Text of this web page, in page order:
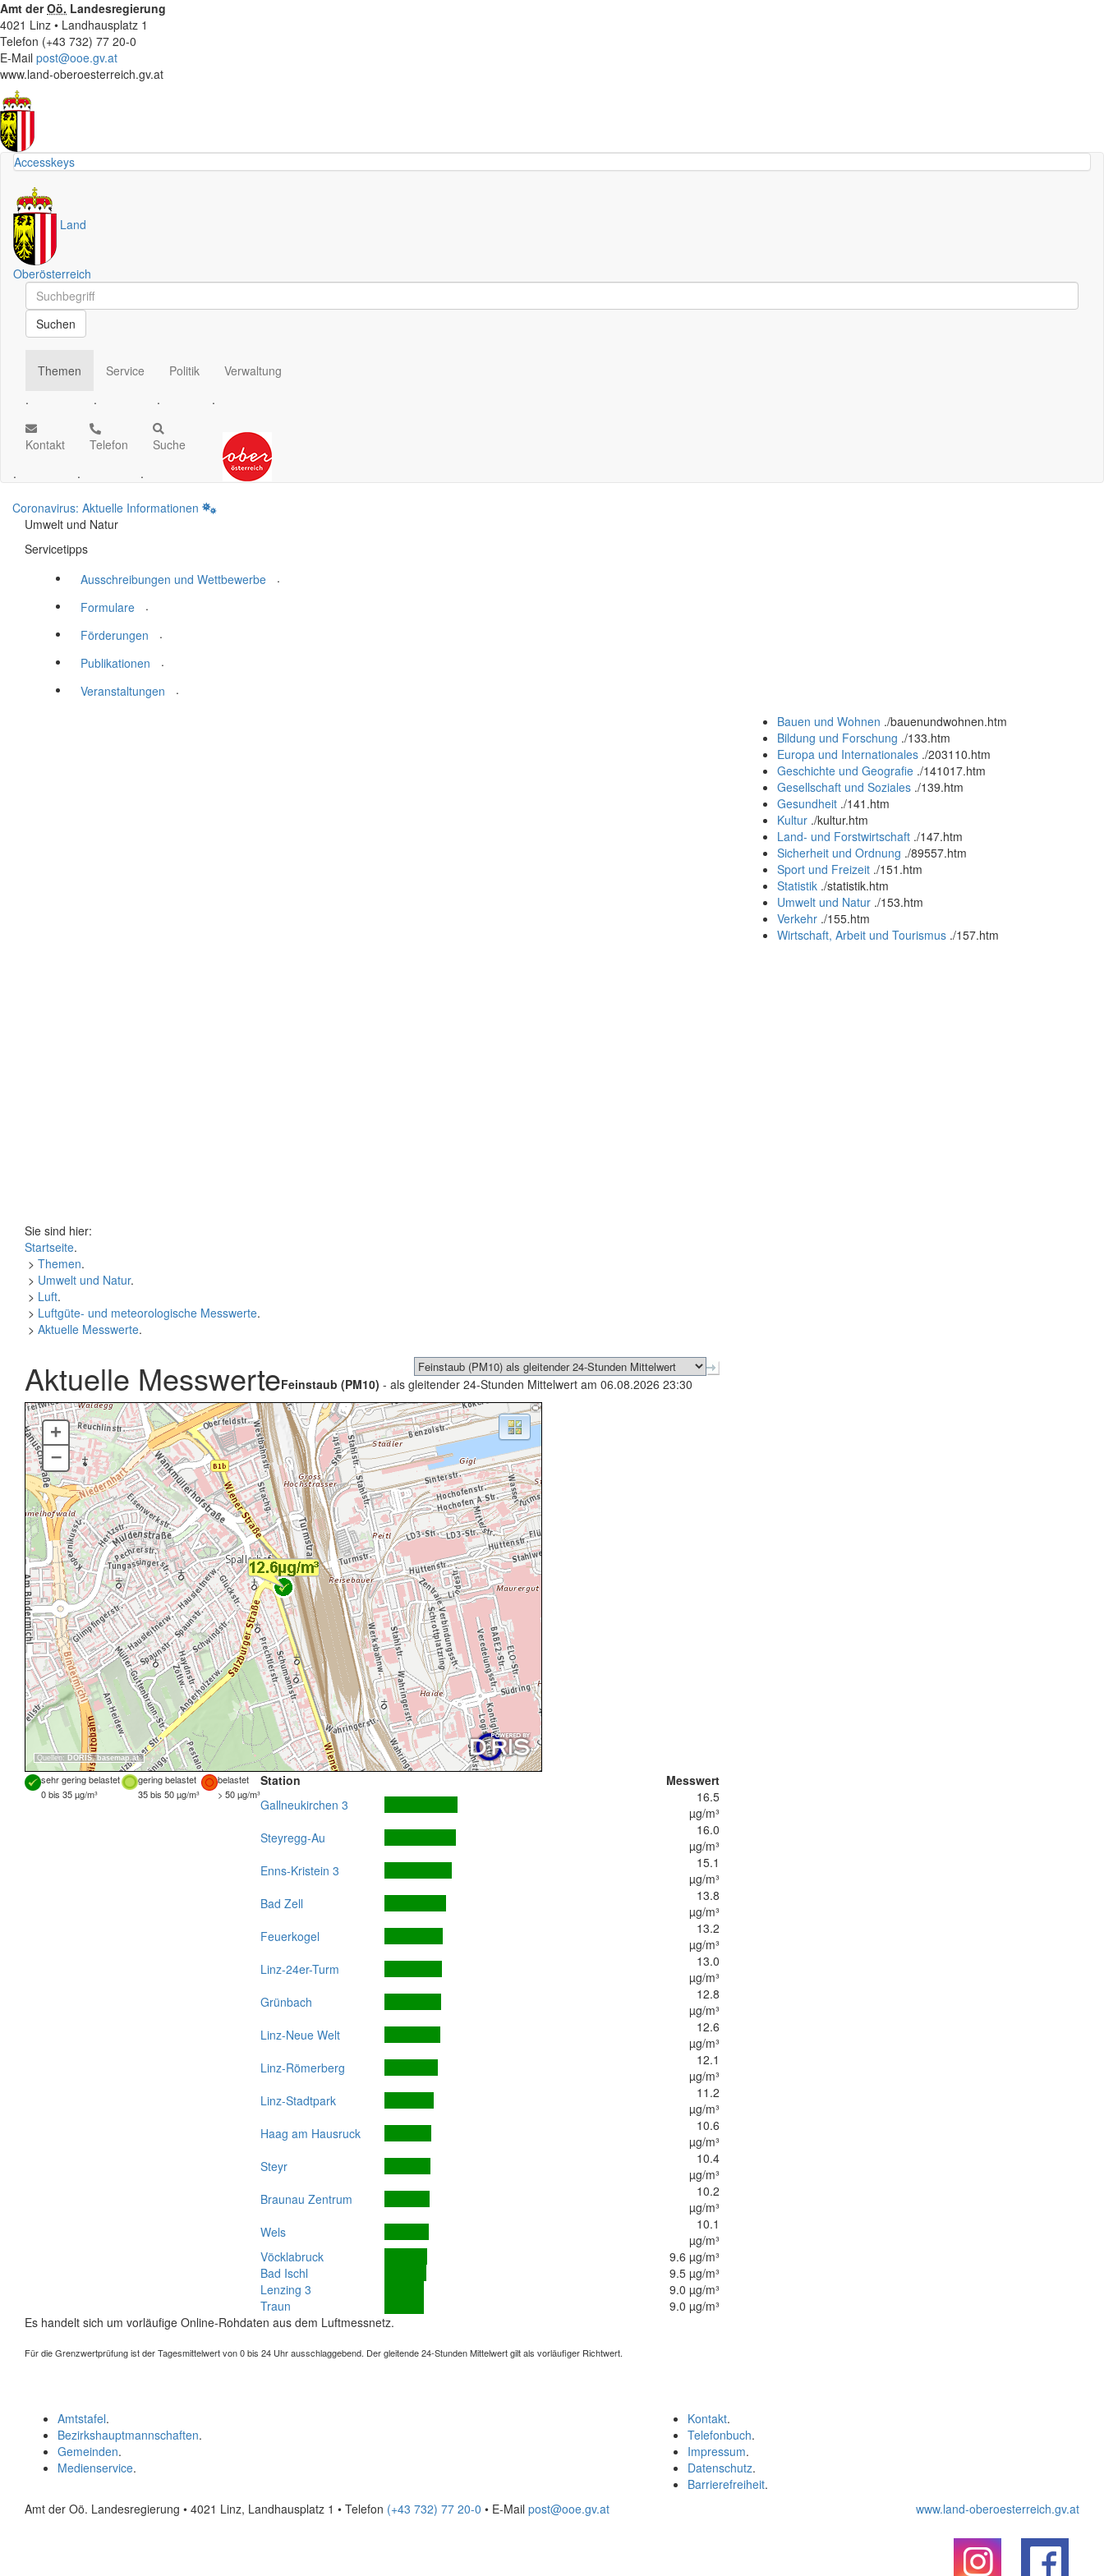
Amt derOö. Landesregierung
4021 Linz • Landhausplatz 1
Telefon (+43 732) 77 20-0
E-Mail post@ooe.gv.at
www.land-oberoesterreich.gv.at
Accesskeys
Land
Oberösterreich
Schnellsuche
Schnellsuche
Suchen
Themen
.
Service
.
Politik
.
Verwaltung
.
Kontakt
.
Telefon
.
Suche
.
Coronavirus: Aktuelle Informationen
Umwelt und Natur
Servicetipps
Ausschreibungen und Wettbewerbe
.
Formulare
.
Förderungen
.
Publikationen
.
Veranstaltungen
.
Bauen und Wohnen ./bauenundwohnen.htm
Bildung und Forschung ./133.htm
Europa und Internationales ./203110.htm
Geschichte und Geografie ./141017.htm
Gesellschaft und Soziales ./139.htm
Gesundheit ./141.htm
Kultur ./kultur.htm
Land- und Forstwirtschaft ./147.htm
Sicherheit und Ordnung ./89557.htm
Sport und Freizeit ./151.htm
Statistik ./statistik.htm
Umwelt und Natur ./153.htm
Verkehr ./155.htm
Wirtschaft, Arbeit und Tourismus ./157.htm
Sie sind hier:
Startseite.
> Themen.
> Umwelt und Natur.
> Luft.
> Luftgüte- und meteorologische Messwerte.
> Aktuelle Messwerte.
Aktuelle MesswerteFeinstaub (PM10) - als gleitender 24-Stunden Mittelwert am 06.08.2026 23:30
Quellen: DORIS, basemap.at
+
–
sehr gering belastet gering belastet
belastet
0 bis 35 µg/m³
35 bis 50 µg/m³ > 50 µg/m³
Station
Messwert
Gallneukirchen 3
16.5
µg/m³
Steyregg-Au
16.0
µg/m³
Enns-Kristein 3
15.1
µg/m³
Bad Zell
13.8
µg/m³
Feuerkogel
13.2
µg/m³
Linz-24er-Turm
13.0
µg/m³
Grünbach
12.8
µg/m³
Linz-Neue Welt
12.6
µg/m³
Linz-Römerberg
12.1
µg/m³
Linz-Stadtpark
11.2
µg/m³
Haag am Hausruck
10.6
µg/m³
Steyr
10.4
µg/m³
Braunau Zentrum
10.2
µg/m³
Wels
10.1
µg/m³
Vöcklabruck
9.6 µg/m³
Bad Ischl
9.5 µg/m³
Lenzing 3
9.0 µg/m³
Traun
9.0 µg/m³
Es handelt sich um vorläufige Online-Rohdaten aus dem Luftmessnetz.
Für die Grenzwertprüfung ist der Tagesmittelwert von 0 bis 24 Uhr ausschlaggebend. Der gleitende 24-Stunden Mittelwert gilt als vorläufiger Richtwert.
Kontakt.
Telefonbuch.
Impressum.
Datenschutz.
Barrierefreiheit.
Amtstafel.
Bezirkshauptmannschaften.
Gemeinden.
Medienservice.
Amt der Oö. Landesregierung • 4021 Linz, Landhausplatz 1 • Telefon (+43 732) 77 20-0 • E-Mail post@ooe.gv.at www.land-oberoesterreich.gv.at